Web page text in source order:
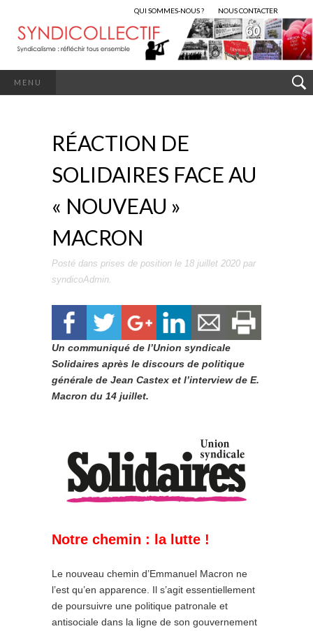
QUI SOMMES-NOUS ? NOUS CONTACTER
MENU
RÉACTION DE
SOLIDAIRES FACE AU
« NOUVEAU »
MACRON
Posté dans prises de position le 18 juillet 2020 par
syndicoAdmin.
Un communiqué de l’Union syndicale
Solidaires après le discours de politique
générale de Jean Castex et l’interview de E.
Macron du 14 juillet.
Notre chemin : la lutte !
Le nouveau chemin d’Emmanuel Macron ne
l’est qu’en apparence. Il s’agit essentiellement
de poursuivre une politique patronale et
antisociale dans la ligne de son gouvernement